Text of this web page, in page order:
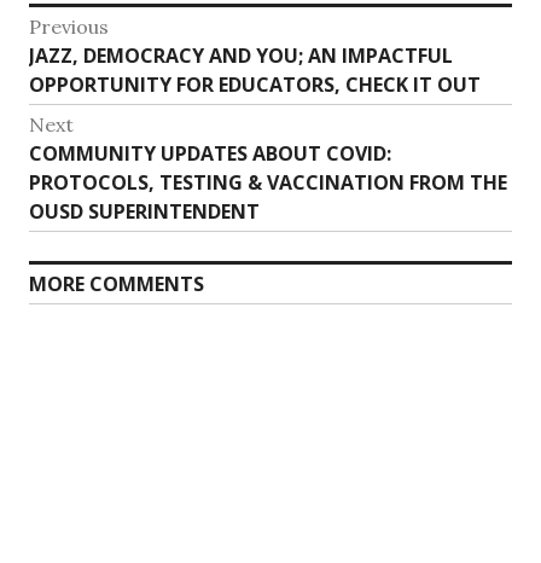
Post
navigation
Previous
Previous
post:
JAZZ, DEMOCRACY AND YOU; AN IMPACTFUL
OPPORTUNITY FOR EDUCATORS, CHECK IT OUT
Next
Next
post:
COMMUNITY UPDATES ABOUT COVID:
PROTOCOLS, TESTING & VACCINATION FROM THE
OUSD SUPERINTENDENT
MORE COMMENTS